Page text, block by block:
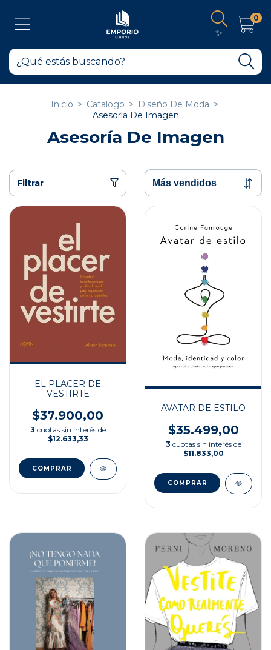
✨
0
Inicio > Catalogo > Diseño De Moda >
Asesoría De Imagen
Asesoría De Imagen
Filtrar
EL PLACER DE
VESTIRTE
$37.900,00
3 cuotas sin interés de
$12.633,33
AVATAR DE ESTILO
$35.499,00
3 cuotas sin interés de
$11.833,00